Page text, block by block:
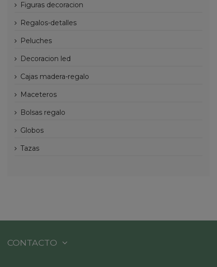
figuras decoracion
regalos-detalles
peluches
decoracion led
cajas madera-regalo
maceteros
bolsas regalo
globos
tazas
CONTACTO